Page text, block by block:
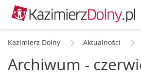
Kazimierz Dolny Aktualności
Archiwum -